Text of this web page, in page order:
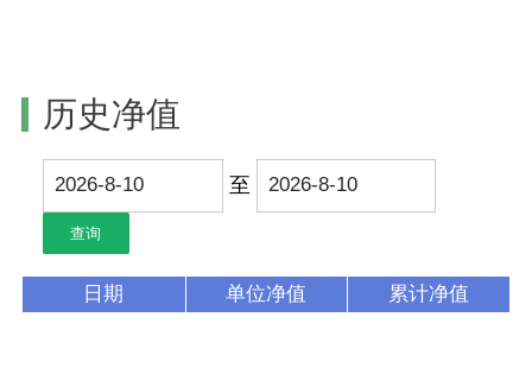
历史净值
至
日期 单位净值 累计净值